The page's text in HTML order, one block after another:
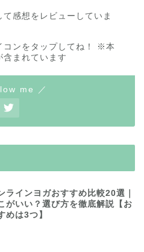
感想をレビューしていま
コンをタップしてね！ ※本
含まれています
me ／
ラインヨガおすすめ比較20選｜
がいい？選び方を徹底解説【お
めは3つ】